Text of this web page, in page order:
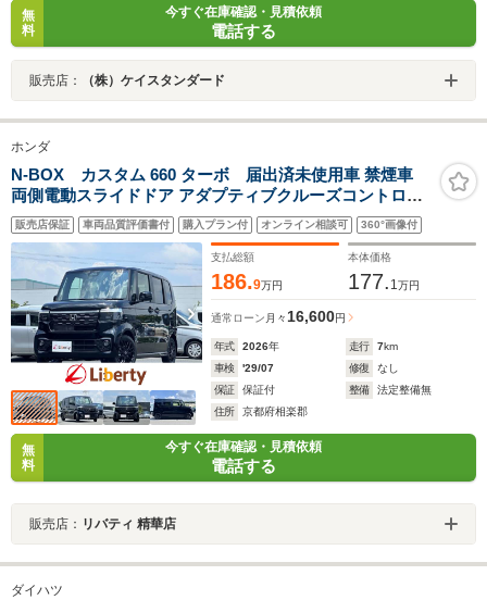
無
料
今すぐ在庫確認・見積依頼
電話する
販売店： （株）ケイスタンダード
ホンダ
N-BOX カスタム 660 ターボ 届出済未使用車 禁煙車
両側電動スライドドア アダプティブクルーズコントロー
ル 衝突被害軽減ブレーキ LEDヘッドライト 純正アルミホ
イール 電動パーキングブレーキ オートブレーキホールド
シートヒーター
販売店保証 車両品質評価書付 購入プラン付 オンライン相談可 360°画像付
支払総額
186.9万円
本体価格
177. 1万円
通常ローン 月々 16,600円
年式 2026年 走行 7km
車検
'29/07 修復
なし
保証
保証付 整備
法定整備無
住所
京都府相楽郡
無
料
今すぐ在庫確認・見積依頼
電話する
販売店： リバティ 精華店
ダイハツ